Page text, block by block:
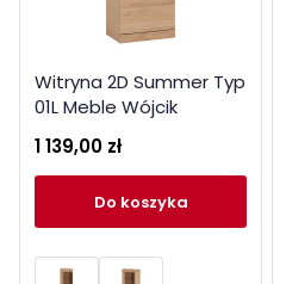
Witryna 2D Summer Typ
01L Meble Wójcik
1 139,00 zł
do koszyka